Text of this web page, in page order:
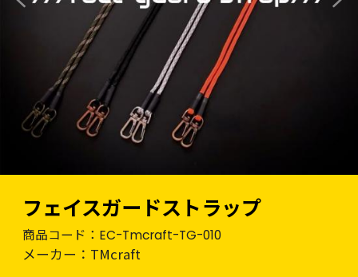
フェイスガードストラップ
商品コード： EC-Tmcraft-TG-010
メーカー： TMcraft